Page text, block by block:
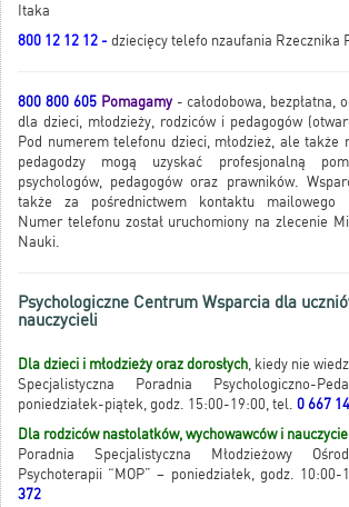
Itaka
800 12 12 12 - dziecięcy telefo nzaufania Rzecznika
800 800 605 Pomagamy- całodobowa, bezpłatna,
dla dzieci, młodzieży, rodziców i pedagogów
Pod numerem telefonu dzieci, młodzież, ale także
pedagodzy mogą uzyskać profesjonalną
psychologów, pedagogów oraz prawników.
także za pośrednictwem kontaktu mailowego
Numer telefonu został uruchomiony na zlecenie
Nauki.
Psychologiczne Centrum Wsparcia dla
nauczycieli
Dla dzieci i młodzieży oraz dorosłych , kiedy nie
Specjalistyczna Poradnia Psychologiczno-
poniedziałek-piątek, godz. 15:00-19:00, tel. 0 667
Dla rodziców nastolatków, wychowawców i
Poradnia Specjalistyczna Młodzieżowy
Psychoterapii “MOP” – poniedziałek, godz. 10:00-
372